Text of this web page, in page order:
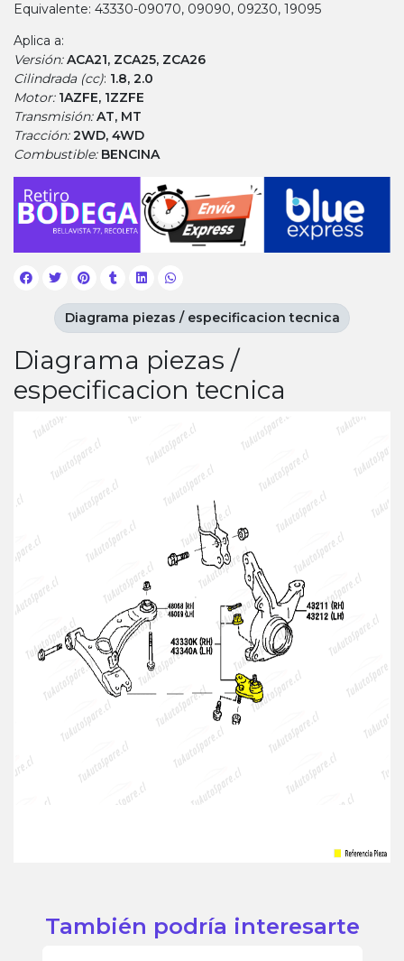
Equivalente: 43330-09070, 09090, 09230, 19095
Aplica a:
Versión:ACA21, ZCA25, ZCA26
Cilindrada (cc): 1.8, 2.0
Motor: 1AZFE, 1ZZFE
Transmisión:AT, MT
Tracción:2WD, 4WD
Combustible: BENCINA
Diagrama piezas /
especificacion tecnica
Diagrama piezas / especificacion tecnica
También podría interesarte